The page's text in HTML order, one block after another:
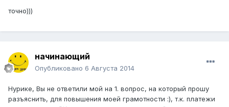
точно)))
начинающий
Опубликовано 6 Августа 2014
Нурике, Вы не ответили мой на 1. вопрос, на который прошу
разъяснить, для повышения моей грамотности :), т.к. платежи